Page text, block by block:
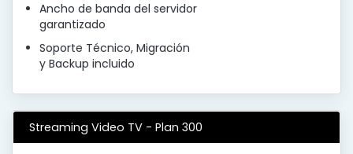
Ancho de banda del servidor
garantizado
Soporte Técnico, Migración
y Backup incluido
Streaming Video TV - Plan 300